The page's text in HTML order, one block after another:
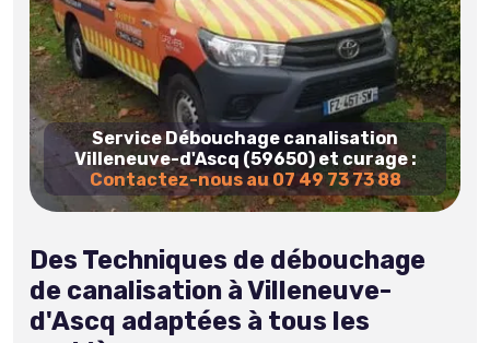
Service Débouchage canalisation
Villeneuve-d'Ascq (59650) et curage :
Contactez-nous au 07 49 73 73 88
Des Techniques de débouchage
de canalisation à Villeneuve-
d'Ascq adaptées à tous les